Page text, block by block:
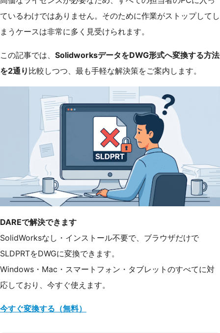
ているわけではありません。そのために作業がストップしてし
まうケースは非常に多く見受けられます。
この記事では、 SolidworksデータをDWG形式へ変換する方法
を2通り 比較しつつ、最も手軽な解決策をご案内します。
DAREで解決できます
SolidWorksなし・インストール不要で、ブラウザだけで
SLDPRTをDWGに変換できます。
Windows・Mac・スマートフォン・タブレットのすべてに対
応しており、今すぐ使えます。
今すぐ変換する（無料）